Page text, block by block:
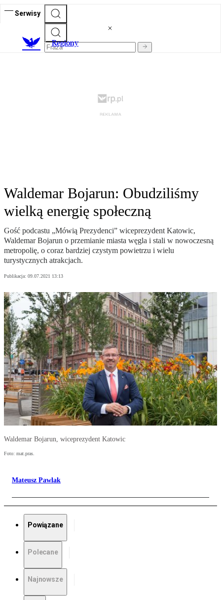
Serwisy
Regiony
Waldemar Bojarun: Obudziliśmy
wielką energię społeczną
Gość podcastu „Mówią Prezydenci” wiceprezydent Katowic,
Waldemar Bojarun o przemianie miasta węgla i stali w nowoczesną
metropolię, o coraz bardziej czystym powietrzu i wielu
turystycznych atrakcjach.
Publikacja: 09.07.2021 13:13
Waldemar Bojarun, wiceprezydent Katowic
Foto: mat.pras.
Mateusz Pawlak
Powiązane
Polecane
Najnowsze